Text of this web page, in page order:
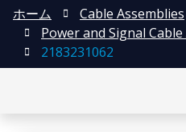
ホーム
Cable Assemblies
Power and Signal
2183231062